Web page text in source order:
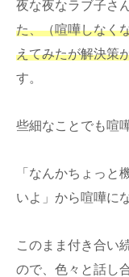
夜な夜なラブ子さ
た、（喧嘩しなく
えてみたが解決策
す。
些細なことでも喧
「なんかちょっと
いよ」から喧嘩に
このまま付き合い
ので、色々と話し